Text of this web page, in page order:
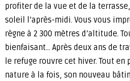
profiter de la vue et de la
soleil l’après-midi. Vous vous
règne à 2 300 mètres d’altitude.
bienfaisant… Après deux ans de
le refuge rouvre cet hiver. Tout en
nature à la fois, son nouveau